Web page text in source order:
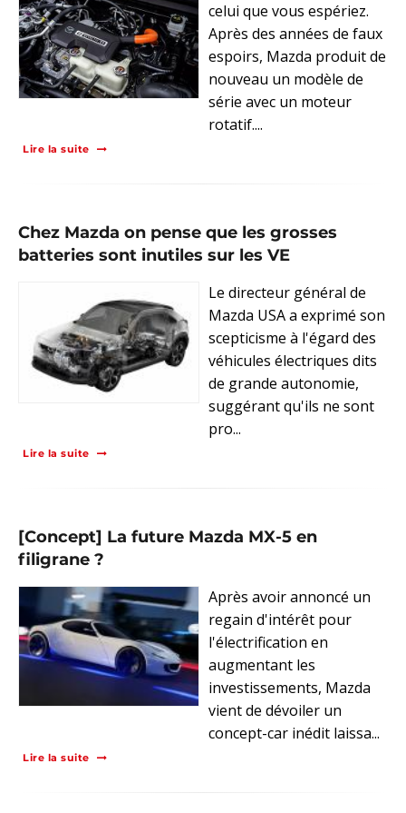
celui que vous espériez.
Après des années de faux
espoirs, Mazda produit de
nouveau un modèle de
série avec un moteur
rotatif....
Lire la suite
Chez Mazda on pense que les grosses
batteries sont inutiles sur les VE
Le directeur général de
Mazda USA a exprimé son
scepticisme à l'égard des
véhicules électriques dits
de grande autonomie,
suggérant qu'ils ne sont
pro...
Lire la suite
[Concept] La future Mazda MX-5 en
filigrane ?
Après avoir annoncé un
regain d'intérêt pour
l'électrification en
augmentant les
investissements, Mazda
vient de dévoiler un
concept-car inédit laissa...
Lire la suite